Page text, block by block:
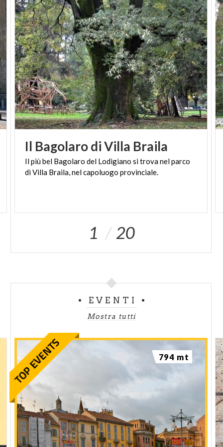
(PH: LUCA PERNECHELE)
Il BagolarodiVilla Braila
Ilpiùbel Bagolaro del Lodigiano sitrovanelparco
diVilla Braila,nelcapoluogo provinciale.
1 20
EVENTI
Mostra tutti
794 mt